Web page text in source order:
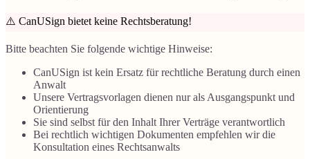
⚠️ CanUSign bietet keine Rechtsberatung!
Bitte beachten Sie folgende wichtige Hinweise:
CanUSign ist kein Ersatz für rechtliche Beratung durch einen
Anwalt
Unsere Vertragsvorlagen dienen nur als Ausgangspunkt und
Orientierung
Sie sind selbst für den Inhalt Ihrer Verträge verantwortlich
Bei rechtlich wichtigen Dokumenten empfehlen wir die
Konsultation eines Rechtsanwalts